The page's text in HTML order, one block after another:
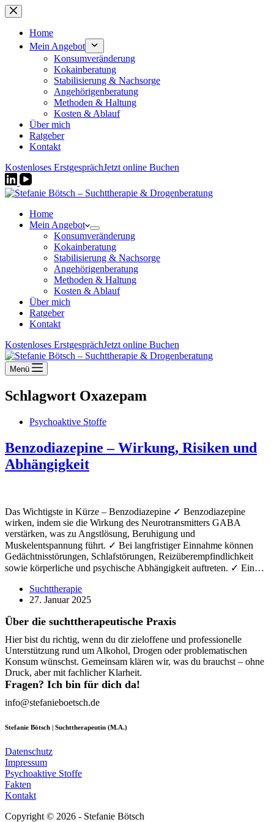
Zum
Inhalt
springenHome
Mein Angebot
Konsumveränderung
Kokainberatung
Stabilisierung & Nachsorge
Angehörigenberatung
Methoden & Haltung
Kosten & Ablauf
Über mich
Ratgeber
Kontakt
Kostenloses ErstgesprächJetzt online Buchen
Home
Mein Angebot
Konsumveränderung
Kokainberatung
Stabilisierung & Nachsorge
Angehörigenberatung
Methoden & Haltung
Kosten & Ablauf
Über mich
Ratgeber
Kontakt
Kostenloses ErstgesprächJetzt online Buchen
Menü
Schlagwort Oxazepam
Psychoaktive Stoffe
Benzodiazepine – Wirkung, Risiken und
Abhängigkeit
Das Wichtigste in Kürze – Benzodiazepine ✓ Benzodiazepine
wirken, indem sie die Wirkung des Neurotransmitters GABA
verstärken, was zu Angstlösung, Beruhigung und
Muskelentspannung führt. ✓ Bei langfristiger Einnahme können
Gedächtnisstörungen, Schlafstörungen, Reizüberempfindlichkeit
sowie körperliche und psychische Abhängigkeit auftreten. ✓ Ein…
Suchttherapie
27. Januar 2025
Über die suchttherapeutische Praxis
Hier bist du richtig, wenn du dir zieloffene und professionelle
Unterstützung rund um Alkohol, Drogen oder problematischen
Konsum wünschst. Gemeinsam klären wir, was du brauchst – ohne
Druck, aber mit fachlicher Klarheit.
Fragen? Ich bin für dich da!
info@stefanieboetsch.de
Stefanie Bötsch | Suchttherapeutin (M.A.)
Datenschutz
Impressum
Psychoaktive Stoffe
Fakten
Kontakt
Copyright © 2026 - Stefanie Bötsch